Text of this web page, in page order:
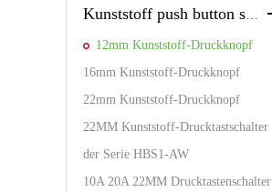
12mm Kunststoff-Druckknopf
16mm Kunststoff-Druckknopf
22mm Kunststoff-Druckknopf
22MM Kunststoff-Drucktastschalter
der Serie HBS1-AW
10A 20A 22MM Drucktastenschalter